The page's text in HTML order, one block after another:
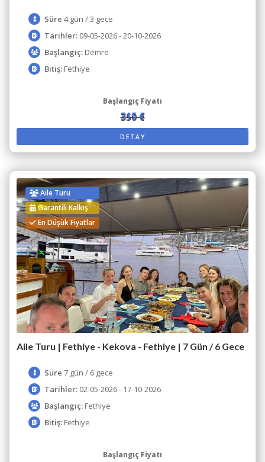
Süre 4 gün / 3 gece
Tarihler: 09-05-2026 - 20-10-2026
Başlangıç: Demre
Bitiş: Fethiye
Başlangıç Fiyatı
350 €
315 €
DETAY
Aile Turu
Garantili Kalkış
En Düşük Fiyatlar
Aile Turu | Fethiye - Kekova - Fethiye | 7 Gün / 6 Gece
Süre 7 gün / 6 gece
Tarihler: 02-05-2026 - 17-10-2026
Başlangıç: Fethiye
Bitiş: Fethiye
Başlangıç Fiyatı